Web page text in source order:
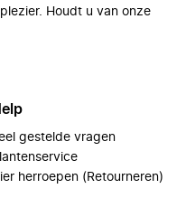
Houdt u van onze
gestelde vragen
herroepen (Retourneren)